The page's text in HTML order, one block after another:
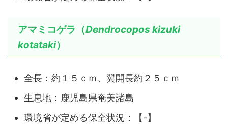
アマミコゲラ（Dendrocopos kizuki
kotataki）
全長：約１５ｃｍ、翼開長約２５ｃｍ
生息地：鹿児島県奄美諸島
環境省が定める保全状況：【-】